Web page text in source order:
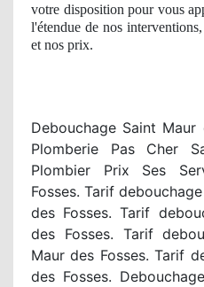
votre disposition pour vous
l'étendue de nosinterventions
et nos prix.
Debouchage Saint
Plomberie Pas Cher
Plombier Prix Ses
Fosses. Tarif
des Fosses. Tarif
des Fosses. Tarif
Maur des Fosses. Tarif
des Fosses.